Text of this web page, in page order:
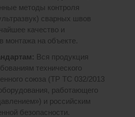
методы контроля
сварных швов
качество и
монтажа на объекте.
Вся продукция
технического
союза (ТР ТС 032/2013
работающего
и российским
безопасности.